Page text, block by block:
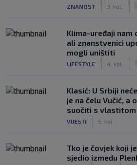
ZNANOST 3. kol.
Klima-uređaji nam
ali znanstvenici
mogli uništiti
LIFESTYLE 4. kol.
Klasić: U Srbiji
je na čelu Vučić, a
suočiti s
VIJESTI 5. kol.
Tko je čovjek koji
sjedio između